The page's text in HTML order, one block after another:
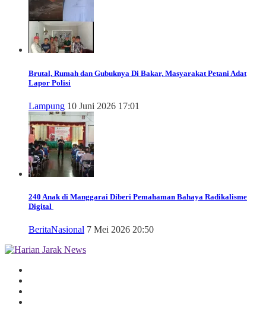
Brutal, Rumah dan Gubuknya Di Bakar, Masyarakat Petani Adat
Lapor Polisi
Lampung 10 Juni 2026 17:01
240 Anak di Manggarai Diberi Pemahaman Bahaya Radikalisme
Digital
BeritaNasional 7 Mei 2026 20:50